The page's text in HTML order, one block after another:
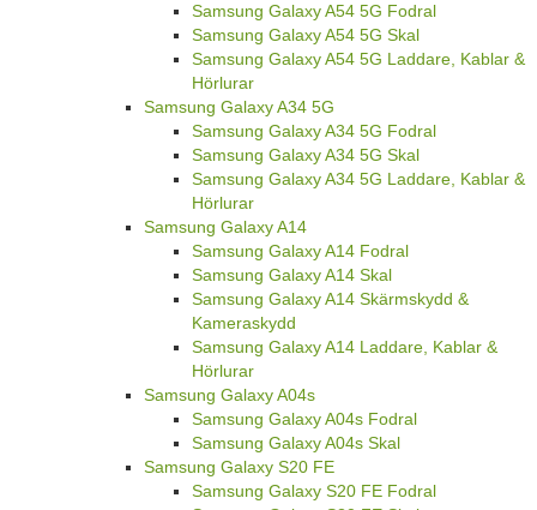
Samsung Galaxy A54 5G Fodral
Samsung Galaxy A54 5G Skal
Samsung Galaxy A54 5G Laddare, Kablar &
Hörlurar
Samsung Galaxy A34 5G
Samsung Galaxy A34 5G Fodral
Samsung Galaxy A34 5G Skal
Samsung Galaxy A34 5G Laddare, Kablar &
Hörlurar
Samsung Galaxy A14
Samsung Galaxy A14 Fodral
Samsung Galaxy A14 Skal
Samsung Galaxy A14 Skärmskydd &
Kameraskydd
Samsung Galaxy A14 Laddare, Kablar &
Hörlurar
Samsung Galaxy A04s
Samsung Galaxy A04s Fodral
Samsung Galaxy A04s Skal
Samsung Galaxy S20 FE
Samsung Galaxy S20 FE Fodral